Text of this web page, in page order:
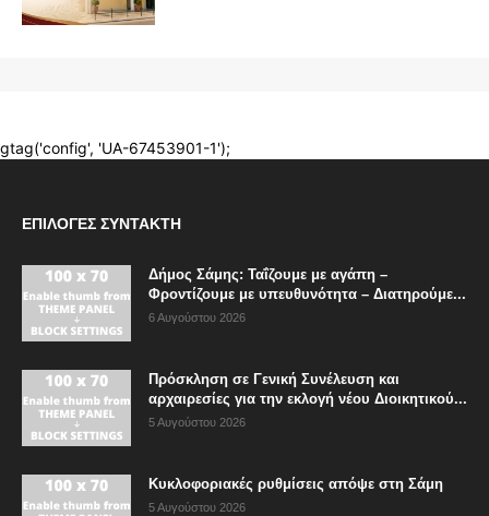
ΕΠΙΛΟΓΈΣ ΣΥΝΤΆΚΤΗ
Δήμος Σάμης: Ταΐζουμε με αγάπη –
Φροντίζουμε με υπευθυνότητα – Διατηρούμε...
6 Αυγούστου 2026
Πρόσκληση σε Γενική Συνέλευση και
αρχαιρεσίες για την εκλογή νέου Διοικητικού...
5 Αυγούστου 2026
Κυκλοφοριακές ρυθμίσεις απόψε στη Σάμη
5 Αυγούστου 2026